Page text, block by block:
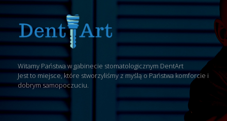
Witamy Państwa w gabinecie stomatologicznym DentArt
Jest to miejsce, które stworzyliśmy z myślą o Państwa komforcie i
dobrym samopoczuciu.